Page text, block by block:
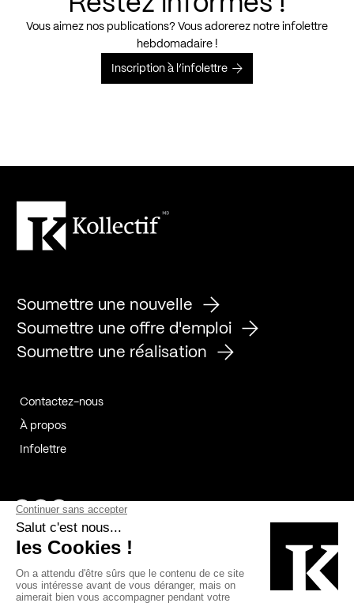
Vous aimez nos publications? Vous adorerez notre infolettre
hebdomadaire !
Inscription à l’infolettre
Soumettre une nouvelle
Soumettre une offre d'emploi
Soumettre une réalisation
Contactez-nous
À propos
Infolettre
Page Facebook de Kollectif
Page Instagram de Kollectif
Page Linkedin de Kollectif